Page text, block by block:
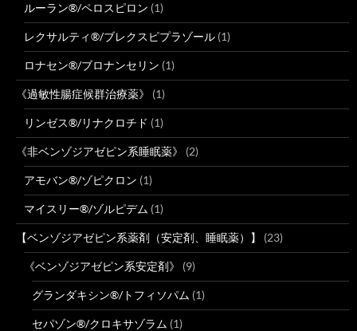
ルーラン®/ペロスピロン (1)
レクサルティ®/ブレクスピプラゾール (1)
ロナセン®/ブロナンセリン (1)
《過敏性腸症候群治療薬》 (1)
リンゼス®/リナクロチド (1)
《非ベンゾジアゼピン系睡眠薬》 (2)
アモバン®/ゾピクロン (1)
マイスリー®/ゾルピデム (1)
【ベンゾジアゼピン系薬剤（安定剤、睡眠薬）】 (23)
《ベンゾジアゼピン系安定剤》 (9)
グランダキシン®/トフィソパム (1)
セパゾン®/クロキサゾラム (1)